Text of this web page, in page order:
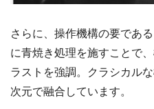
さらに、操作機構の要であ
に青焼き処理を施すことで
ラストを強調。クラシカル
次元で融合しています。